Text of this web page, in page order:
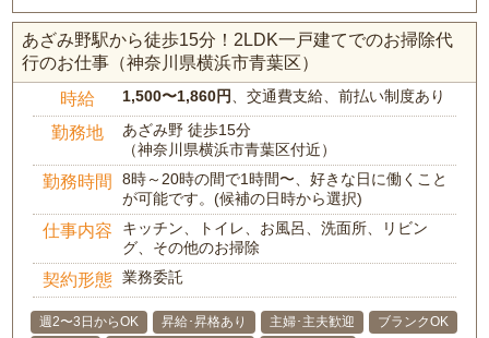
あざみ野駅から徒歩15分！2LDK一戸建てでのお掃除代
行のお仕事（神奈川県横浜市青葉区）
時給 1,500〜1,860円 、交通費支給、前払い制度あり
勤務地
あざみ野 徒歩15分
（神奈川県横浜市青葉区付近）
勤務時間
8時～20時の間で1時間〜、好きな日に働くこと
が可能です。(候補の日時から選択)
仕事内容
キッチン、トイレ、お風呂、洗面所、リビン
グ、その他のお掃除
契約形態 業務委託
週2〜3日からOK 昇給･昇格あり 主婦･主夫歓迎
ブランクOK